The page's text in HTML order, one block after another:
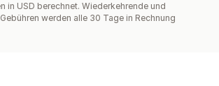
in USD berechnet. Wiederkehrende und
werden alle 30 Tage in Rechnung